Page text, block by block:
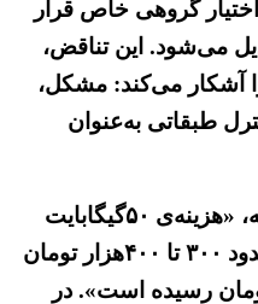
گروهی خاص قرار
می‌شود. این تناقض،
آشکار می‌کند: مشکل،
طبقاتی به‌عنوان
بر اساس یادداشت این روزنامه، «هزینه‌ی ۵۰گیگابایت
اینترنت بین‌الملل که پیش‌تر حدود ۳۰۰ تا ۴۰۰هزار تومان
۳میلیون تومان رسیده است». در